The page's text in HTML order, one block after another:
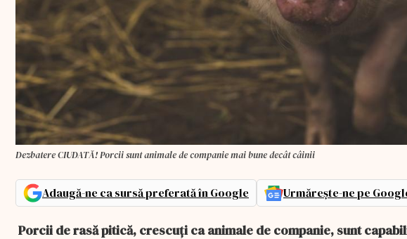
Dezbatere CIUDATĂ! Porcii sunt animale de companie mai bune decât câinii
Adaugă-ne ca sursă preferată în Google Urmărește-ne pe
Porcii de rasă pitică, crescuţi ca animale de companie, sunt